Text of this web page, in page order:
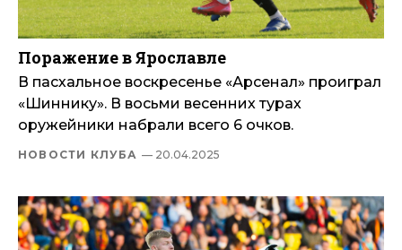
Поражение в Ярославле
В пасхальное воскресенье «Арсенал» проиграл
«Шиннику». В восьми весенних турах
оружейники набрали всего 6 очков.
НОВОСТИ КЛУБА — 20.04.2025